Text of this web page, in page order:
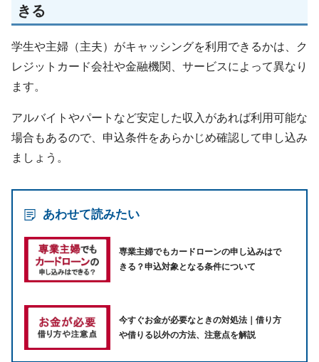
きる
学生や主婦（主夫）がキャッシングを利用できるかは、ク
レジットカード会社や金融機関、サービスによって異なり
ます。
アルバイトやパートなど安定した収入があれば利用可能な
場合もあるので、申込条件をあらかじめ確認して申し込み
ましょう。
あわせて読みたい
専業主婦でもカードローンの申し込みはで
きる？申込対象となる条件について
今すぐお金が必要なときの対処法｜借り方
や借りる以外の方法、注意点を解説